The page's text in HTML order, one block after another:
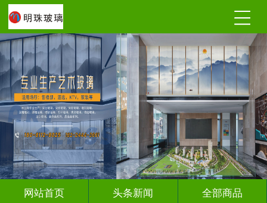
网站首页 头条新闻 全部商品